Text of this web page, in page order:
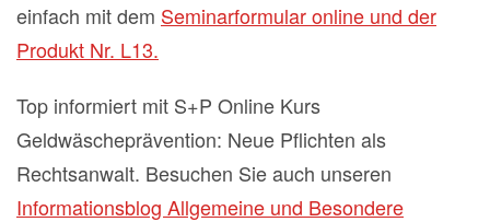
einfach mit dem Seminarformular online und der
Produkt Nr. L13.
Top informiert mit S+P Online Kurs
Geldwäscheprävention: Neue Pflichten als
Rechtsanwalt. Besuchen Sie auch unseren
Informationsblog Allgemeine und Besondere